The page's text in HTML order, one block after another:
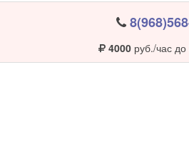
4000руб./час до